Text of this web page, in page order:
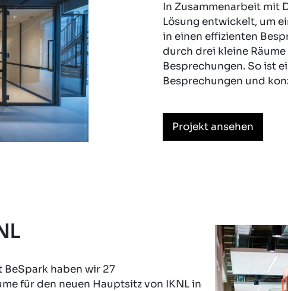
In Zusammenarbeit mit
Lösung entwickelt, um
in einen effizienten
durch drei kleine
Besprechungen. So ist
Besprechungen und
Projekt ansehen
haben wir 27
für den neuen Hauptsitz von IKNL in